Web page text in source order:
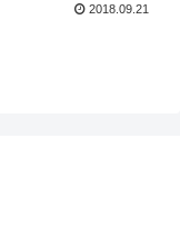
2018.09.21